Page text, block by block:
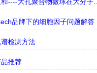
品牌下的细胞因子问题解答
检测方法
推荐